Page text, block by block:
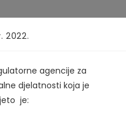
2022.
agencije za
djelatnosti koja je
je: